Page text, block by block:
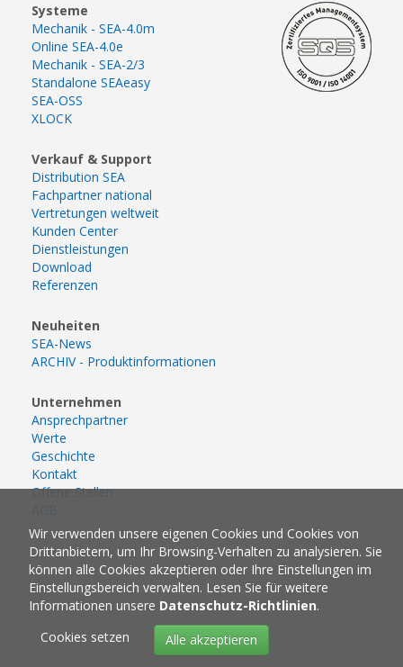
Systeme
Mechanik - SEA-4.0m
Online SEA-4.0e
Mechanik - SEA-2/3
Standalone SEAeasy
SEA-OSS
XLOCK
Verkauf & Support
Distribution SEA
Fachpartner national
Vertretungen weltweit
Kunden Center
Dienstleistungen
Download
Referenzen
Neuheiten
SEA-News
ARCHIV - Produktinformationen
Unternehmen
Ansprechpartner
Werte
Geschichte
Kontakt
Offene Stellen
Wir verwenden unsere eigenen Cookies und Cookies von
Drittanbietern, um Ihr Browsing-Verhalten zu analysieren. Sie
können alle Cookies akzeptieren oder Ihre Einstellungen im
Einstellungsbereich verwalten. Lesen Sie für weitere
Informationen unsere Datenschutz-Richtlinien.
Cookies setzen
Alle akzeptieren